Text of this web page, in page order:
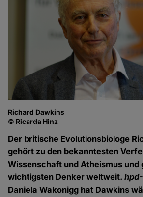
Richard Dawkins
© Ricarda Hinz
Der britische Evolutionsbiologe
gehört zu den bekanntesten
Wissenschaft und Atheismus und
wichtigsten Denker weltweit.hpd
Daniela Wakonigg hat Dawkins